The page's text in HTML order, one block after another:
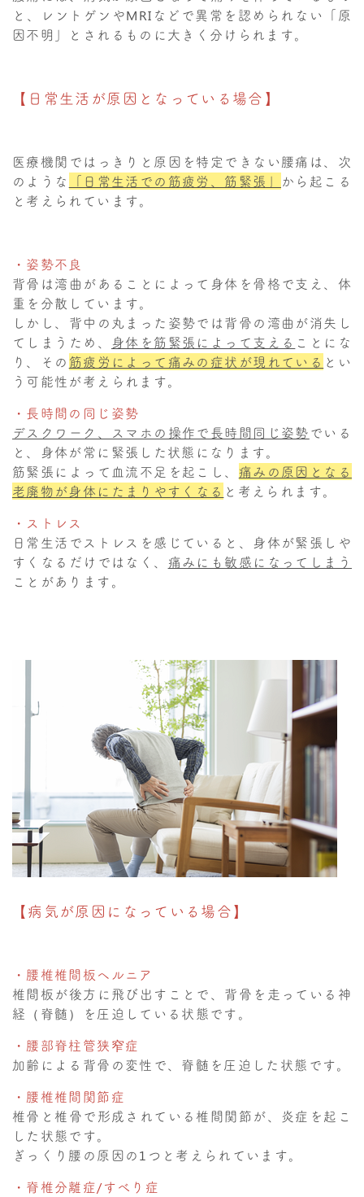
と、レントゲンやMRIなどで異常を認められない「原
因不明」とされるものに大きく分けられます。
【日常生活が原因となっている場合】
医療機関ではっきりと原因を特定できない腰痛は、次
のような
「日常生活での筋疲労、筋緊張」 から起こる
と考えられています。
・姿勢不良
背骨は湾曲があることによって身体を骨格で支え、体
重を分散しています。
しかし、背中の丸まった姿勢では背骨の湾曲が消失し
てしまうため、 身体を筋緊張によって支える ことにな
り、その 筋疲労によって痛みの症状が現れている とい
う可能性が考えられます。
・長時間の同じ姿勢
デスクワーク、スマホの操作で長時間同じ姿勢でいる
と、身体が常に緊張した状態になります。
筋緊張によって血流不足を起こし、 痛みの原因となる
老廃物が身体にたまりやすくなる と考えられます。
・ストレス
日常生活でストレスを感じていると、身体が緊張しや
すくなるだけではなく、 痛みにも敏感になってしまう
ことがあります。
【病気が原因になっている場合】
・腰椎椎間板ヘルニア
椎間板が後方に飛び出すことで、背骨を走っている神
経（脊髄）を圧迫している状態です。
・腰部脊柱管狭窄症
加齢による背骨の変性で、脊髄を圧迫した状態です。
・腰椎椎間関節症
椎骨と椎骨で形成されている椎間関節が、炎症を起こ
した状態です。
ぎっくり腰の原因の1つと考えられています。
・脊椎分離症/すべり症